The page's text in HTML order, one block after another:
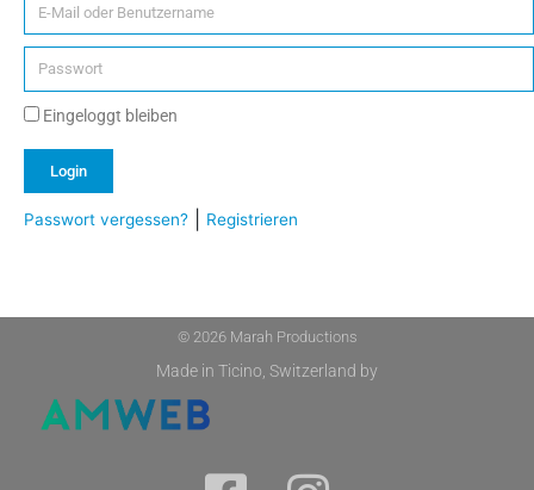
Eingeloggt bleiben
Login
Passwort vergessen? Registrieren
© 2026 Marah Productions
Made in Ticino, Switzerland by